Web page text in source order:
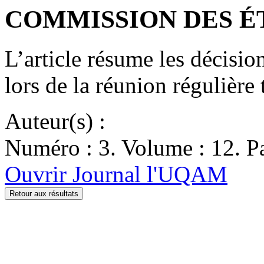
COMMISSION DES
L’article résume les
lors de la réunion régulière
Auteur(s) :
Numéro : 3. Volume : 12.
Ouvrir Journal l'UQAM
Retour aux résultats